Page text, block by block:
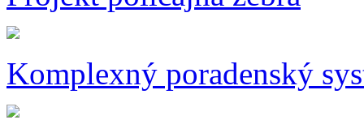
Komplexný poradenský